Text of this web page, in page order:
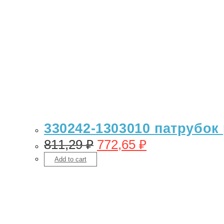
330242-1303010
811,29₽ 772,65 ₽
Add to cart